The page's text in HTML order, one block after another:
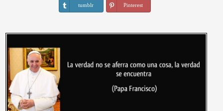
tumblr Pinterest